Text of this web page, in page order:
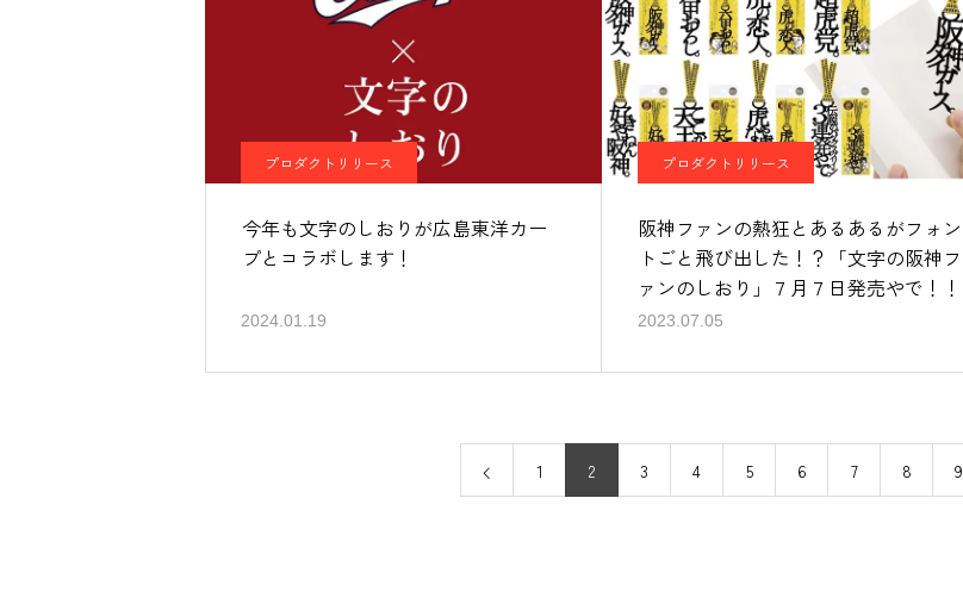
プロダクトリリース
今年も文字のしおりが広島東洋カー
プとコラボします！
2024.01.19
プロダクトリリース
阪神ファンの熱狂とあるあるがフォン
トごと飛び出した！？「文字の阪神フ
ァンのしおり」７月７日発売やで！！
2023.07.05
1 2 3 4 5 6 7 8 9